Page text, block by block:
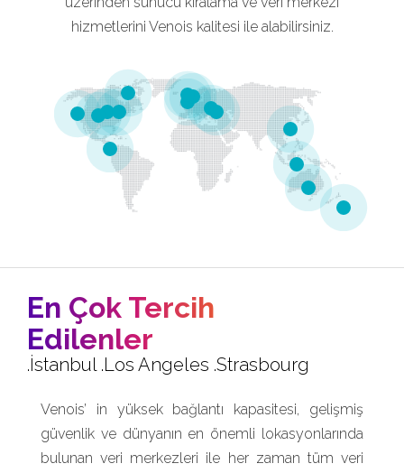
hizmetlerini Venois kalitesi ile alabilirsiniz.
En Çok Tercih
Edilenler
.İstanbul .Los Angeles .Strasbourg
Venois’ in yüksek bağlantı kapasitesi, gelişmiş
güvenlik ve dünyanın en önemli lokasyonlarında
bulunan veri merkezleri ile her zaman tüm veri